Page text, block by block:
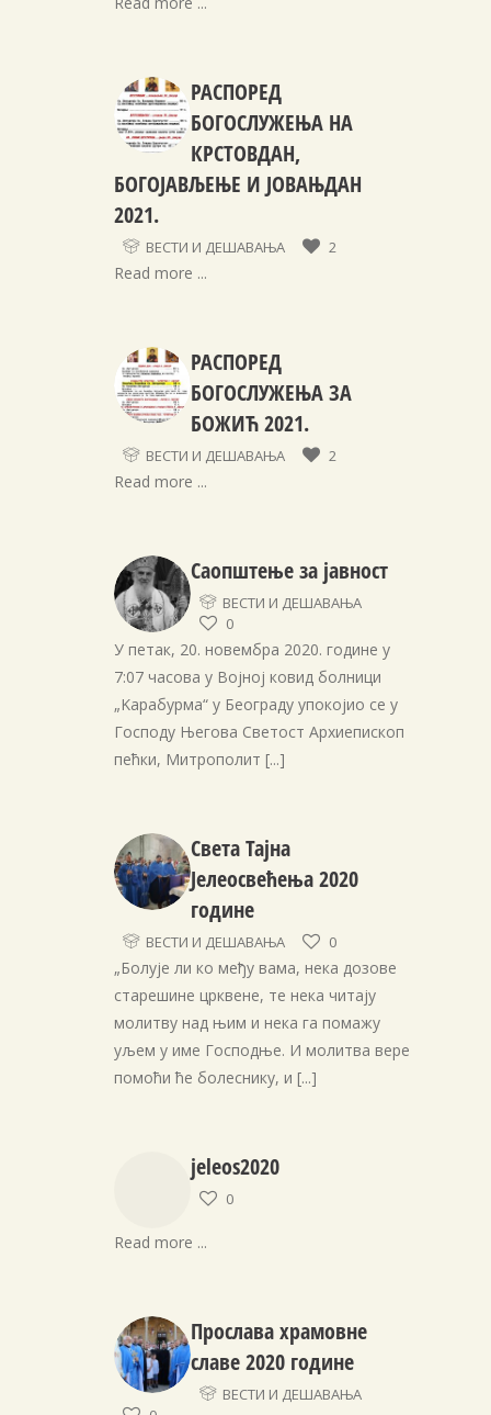
РАСПОРЕД
БОГОСЛУЖЕЊА НА
КРСТОВДАН,
БОГОЈАВЉЕЊЕ И ЈОВАЊДАН
2021.
ВЕСТИ И ДЕШАВАЊА 2
Read more ...
РАСПОРЕД
БОГОСЛУЖЕЊА ЗА
БОЖИЋ 2021.
ВЕСТИ И ДЕШАВАЊА 2
Read more ...
Саопштење за јавност
ВЕСТИ И ДЕШАВАЊА
0
У петак, 20. новембра 2020. године у
7:07 часова у Војној ковид болници
„Kарабурма“ у Београду упокојио се у
Господу Његова Светост Архиепископ
пећки, Митрополит [...]
Света Тајна
Јелеосвећења 2020
године
ВЕСТИ И ДЕШАВАЊА 0
„Болује ли ко међу вама, нека дозове
старешине црквене, те нека читају
молитву над њим и нека га помажу
уљем у име Господње. И молитва вере
помоћи ће болеснику, и [...]
jeleos2020
0
Read more ...
Прослава храмовне
славе 2020 године
ВЕСТИ И ДЕШАВАЊА